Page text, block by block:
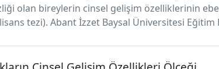
olan bireylerin cinsel gelişim özelliklerinin
tezi). Abant İzzet Baysal Üniversitesi